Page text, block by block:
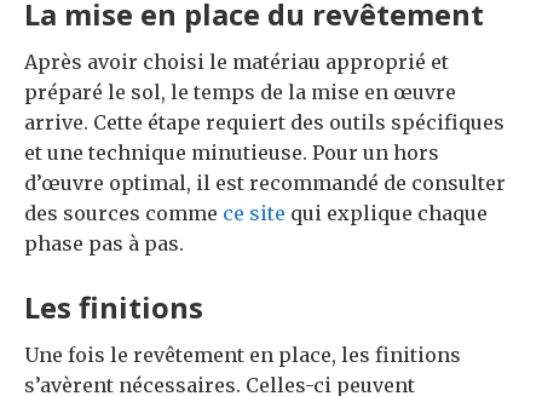
La mise en place du revêtement
Après avoir choisi le matériau approprié et
préparé le sol, le temps de la mise en œuvre
arrive. Cette étape requiert des outils spécifiques
et une technique minutieuse. Pour un hors
d’œuvre optimal, il est recommandé de consulter
des sources comme ce site qui explique chaque
phase pas à pas.
Les finitions
Une fois le revêtement en place, les finitions
s’avèrent nécessaires. Celles-ci peuvent